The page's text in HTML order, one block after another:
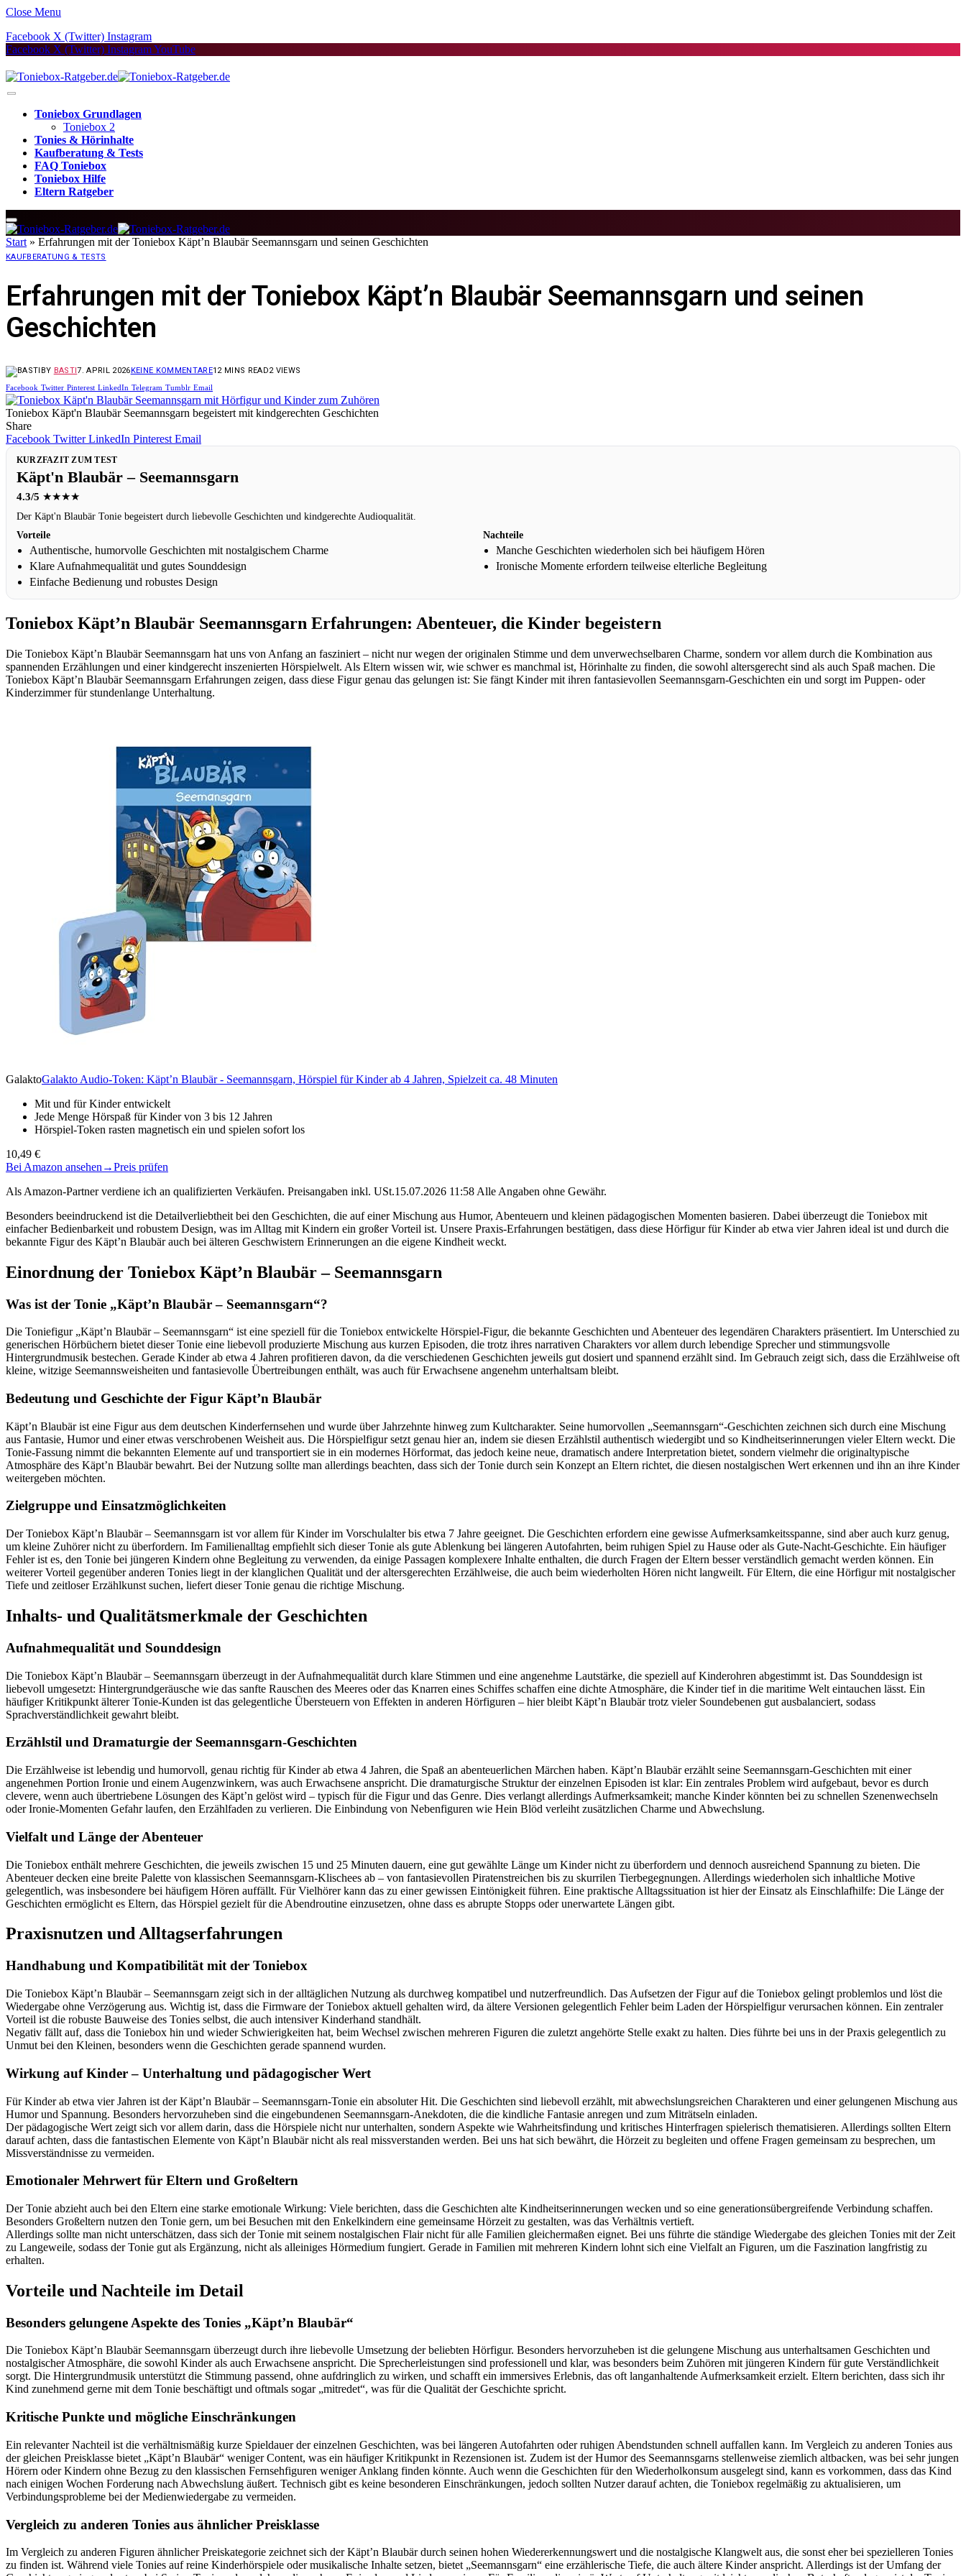
Close Menu
Facebook X (Twitter) Instagram
Facebook X (Twitter) InstagramYouTube
Toniebox Grundlagen
Toniebox 2
Tonies & Hörinhalte
Kaufberatung & Tests
FAQ Toniebox
Toniebox Hilfe
Eltern Ratgeber
Start » Erfahrungen mit der Toniebox Käpt’n Blaubär Seemannsgarn und seinen Geschichten
KAUFBERATUNG & TESTS
Erfahrungen mit der Toniebox Käpt’n Blaubär Seemannsgarn und seinen
Geschichten
BY BASTI7. APRIL 2026KEINE KOMMENTARE12 MINS READ2 VIEWS
Facebook Twitter Pinterest LinkedIn Telegram Tumblr Email
Toniebox Käpt'n Blaubär Seemannsgarn begeistert mit kindgerechten Geschichten
Share
Facebook Twitter LinkedIn Pinterest Email
KURZFAZIT ZUM TEST
Käpt'n Blaubär – Seemannsgarn
4.3/5 ★★★★
Der Käpt'n Blaubär Tonie begeistert durch liebevolle Geschichten und kindgerechte Audioqualität.
Vorteile
Authentische, humorvolle Geschichten mit nostalgischem Charme
Klare Aufnahmequalität und gutes Sounddesign
Einfache Bedienung und robustes Design
Nachteile
Manche Geschichten wiederholen sich bei häufigem Hören
Ironische Momente erfordern teilweise elterliche Begleitung
Toniebox Käpt’n Blaubär Seemannsgarn Erfahrungen: Abenteuer, die Kinder begeistern
Die Toniebox Käpt’n Blaubär Seemannsgarn hat uns von Anfang an fasziniert – nicht nur wegen der originalen Stimme und dem unverwechselbaren Charme, sondern vor allem durch die Kombination aus
spannenden Erzählungen und einer kindgerecht inszenierten Hörspielwelt. Als Eltern wissen wir, wie schwer es manchmal ist, Hörinhalte zu finden, die sowohl altersgerecht sind als auch Spaß machen. Die
Toniebox Käpt’n Blaubär Seemannsgarn Erfahrungen zeigen, dass diese Figur genau das gelungen ist: Sie fängt Kinder mit ihren fantasievollen Seemannsgarn-Geschichten ein und sorgt im Puppen- oder
Kinderzimmer für stundenlange Unterhaltung.
GalaktoGalakto Audio-Token: Käpt’n Blaubär - Seemannsgarn, Hörspiel für Kinder ab 4 Jahren, Spielzeit ca. 48 Minuten
Mit und für Kinder entwickelt
Jede Menge Hörspaß für Kinder von 3 bis 12 Jahren
Hörspiel-Token rasten magnetisch ein und spielen sofort los
10,49 €
Bei Amazon ansehen →Preis prüfen
Als Amazon-Partner verdiene ich an qualifizierten Verkäufen. Preisangaben inkl. USt.15.07.2026 11:58 Alle Angaben ohne Gewähr.
Besonders beeindruckend ist die Detailverliebtheit bei den Geschichten, die auf einer Mischung aus Humor, Abenteuern und kleinen pädagogischen Momenten basieren. Dabei überzeugt die Toniebox mit
einfacher Bedienbarkeit und robustem Design, was im Alltag mit Kindern ein großer Vorteil ist. Unsere Praxis-Erfahrungen bestätigen, dass diese Hörfigur für Kinder ab etwa vier Jahren ideal ist und durch die
bekannte Figur des Käpt’n Blaubär auch bei älteren Geschwistern Erinnerungen an die eigene Kindheit weckt.
Einordnung der Toniebox Käpt’n Blaubär – Seemannsgarn
Was ist der Tonie „Käpt’n Blaubär – Seemannsgarn“?
Die Toniefigur „Käpt’n Blaubär – Seemannsgarn“ ist eine speziell für die Toniebox entwickelte Hörspiel-Figur, die bekannte Geschichten und Abenteuer des legendären Charakters präsentiert. Im Unterschied zu
generischen Hörbüchern bietet dieser Tonie eine liebevoll produzierte Mischung aus kurzen Episoden, die trotz ihres narrativen Charakters vor allem durch lebendige Sprecher und stimmungsvolle
Hintergrundmusik bestechen. Gerade Kinder ab etwa 4 Jahren profitieren davon, da die verschiedenen Geschichten jeweils gut dosiert und spannend erzählt sind. Im Gebrauch zeigt sich, dass die Erzählweise oft
kleine, witzige Seemannsweisheiten und fantasievolle Übertreibungen enthält, was auch für Erwachsene angenehm unterhaltsam bleibt.
Bedeutung und Geschichte der Figur Käpt’n Blaubär
Käpt’n Blaubär ist eine Figur aus dem deutschen Kinderfernsehen und wurde über Jahrzehnte hinweg zum Kultcharakter. Seine humorvollen „Seemannsgarn“-Geschichten zeichnen sich durch eine Mischung
aus Fantasie, Humor und einer etwas verschrobenen Weisheit aus. Die Hörspielfigur setzt genau hier an, indem sie diesen Erzählstil authentisch wiedergibt und so Kindheitserinnerungen vieler Eltern weckt. Die
Tonie-Fassung nimmt die bekannten Elemente auf und transportiert sie in ein modernes Hörformat, das jedoch keine neue, dramatisch andere Interpretation bietet, sondern vielmehr die originaltypische
Atmosphäre des Käpt’n Blaubär bewahrt. Bei der Nutzung sollte man allerdings beachten, dass sich der Tonie durch sein Konzept an Eltern richtet, die diesen nostalgischen Wert erkennen und ihn an ihre Kinder
weitergeben möchten.
Zielgruppe und Einsatzmöglichkeiten
Der Toniebox Käpt’n Blaubär – Seemannsgarn ist vor allem für Kinder im Vorschulalter bis etwa 7 Jahre geeignet. Die Geschichten erfordern eine gewisse Aufmerksamkeitsspanne, sind aber auch kurz genug,
um kleine Zuhörer nicht zu überfordern. Im Familienalltag empfiehlt sich dieser Tonie als gute Ablenkung bei längeren Autofahrten, beim ruhigen Spiel zu Hause oder als Gute-Nacht-Geschichte. Ein häufiger
Fehler ist es, den Tonie bei jüngeren Kindern ohne Begleitung zu verwenden, da einige Passagen komplexere Inhalte enthalten, die durch Fragen der Eltern besser verständlich gemacht werden können. Ein
weiterer Vorteil gegenüber anderen Tonies liegt in der klanglichen Qualität und der altersgerechten Erzählweise, die auch beim wiederholten Hören nicht langweilt. Für Eltern, die eine Hörfigur mit nostalgischer
Tiefe und zeitloser Erzählkunst suchen, liefert dieser Tonie genau die richtige Mischung.
Inhalts- und Qualitätsmerkmale der Geschichten
Aufnahmequalität und Sounddesign
Die Toniebox Käpt’n Blaubär – Seemannsgarn überzeugt in der Aufnahmequalität durch klare Stimmen und eine angenehme Lautstärke, die speziell auf Kinderohren abgestimmt ist. Das Sounddesign ist
liebevoll umgesetzt: Hintergrundgeräusche wie das sanfte Rauschen des Meeres oder das Knarren eines Schiffes schaffen eine dichte Atmosphäre, die Kinder tief in die maritime Welt eintauchen lässt. Ein
häufiger Kritikpunkt älterer Tonie-Kunden ist das gelegentliche Übersteuern von Effekten in anderen Hörfiguren – hier bleibt Käpt’n Blaubär trotz vieler Soundebenen gut ausbalanciert, sodass
Sprachverständlichkeit gewahrt bleibt.
Erzählstil und Dramaturgie der Seemannsgarn-Geschichten
Die Erzählweise ist lebendig und humorvoll, genau richtig für Kinder ab etwa 4 Jahren, die Spaß an abenteuerlichen Märchen haben. Käpt’n Blaubär erzählt seine Seemannsgarn-Geschichten mit einer
angenehmen Portion Ironie und einem Augenzwinkern, was auch Erwachsene anspricht. Die dramaturgische Struktur der einzelnen Episoden ist klar: Ein zentrales Problem wird aufgebaut, bevor es durch
clevere, wenn auch übertriebene Lösungen des Käpt’n gelöst wird – typisch für die Figur und das Genre. Dies verlangt allerdings Aufmerksamkeit; manche Kinder könnten bei zu schnellen Szenenwechseln
oder Ironie-Momenten Gefahr laufen, den Erzählfaden zu verlieren. Die Einbindung von Nebenfiguren wie Hein Blöd verleiht zusätzlichen Charme und Abwechslung.
Vielfalt und Länge der Abenteuer
Die Toniebox enthält mehrere Geschichten, die jeweils zwischen 15 und 25 Minuten dauern, eine gut gewählte Länge um Kinder nicht zu überfordern und dennoch ausreichend Spannung zu bieten. Die
Abenteuer decken eine breite Palette von klassischen Seemannsgarn-Klischees ab – von fantasievollen Piratenstreichen bis zu skurrilen Tierbegegnungen. Allerdings wiederholen sich inhaltliche Motive
gelegentlich, was insbesondere bei häufigem Hören auffällt. Für Vielhörer kann das zu einer gewissen Eintönigkeit führen. Eine praktische Alltagssituation ist hier der Einsatz als Einschlafhilfe: Die Länge der
Geschichten ermöglicht es Eltern, das Hörspiel gezielt für die Abendroutine einzusetzen, ohne dass es abrupte Stopps oder unerwartete Längen gibt.
Praxisnutzen und Alltagserfahrungen
Handhabung und Kompatibilität mit der Toniebox
Die Toniebox Käpt’n Blaubär – Seemannsgarn zeigt sich in der alltäglichen Nutzung als durchweg kompatibel und nutzerfreundlich. Das Aufsetzen der Figur auf die Toniebox gelingt problemlos und löst die
Wiedergabe ohne Verzögerung aus. Wichtig ist, dass die Firmware der Toniebox aktuell gehalten wird, da ältere Versionen gelegentlich Fehler beim Laden der Hörspielfigur verursachen können. Ein zentraler
Vorteil ist die robuste Bauweise des Tonies selbst, die auch intensiver Kinderhand standhält.
Negativ fällt auf, dass die Toniebox hin und wieder Schwierigkeiten hat, beim Wechsel zwischen mehreren Figuren die zuletzt angehörte Stelle exakt zu halten. Dies führte bei uns in der Praxis gelegentlich zu
Unmut bei den Kleinen, besonders wenn die Geschichten gerade spannend wurden.
Wirkung auf Kinder – Unterhaltung und pädagogischer Wert
Für Kinder ab etwa vier Jahren ist der Käpt’n Blaubär – Seemannsgarn-Tonie ein absoluter Hit. Die Geschichten sind liebevoll erzählt, mit abwechslungsreichen Charakteren und einer gelungenen Mischung aus
Humor und Spannung. Besonders hervorzuheben sind die eingebundenen Seemannsgarn-Anekdoten, die die kindliche Fantasie anregen und zum Miträtseln einladen.
Der pädagogische Wert zeigt sich vor allem darin, dass die Hörspiele nicht nur unterhalten, sondern Aspekte wie Wahrheitsfindung und kritisches Hinterfragen spielerisch thematisieren. Allerdings sollten Eltern
darauf achten, dass die fantastischen Elemente von Käpt’n Blaubär nicht als real missverstanden werden. Bei uns hat sich bewährt, die Hörzeit zu begleiten und offene Fragen gemeinsam zu besprechen, um
Missverständnisse zu vermeiden.
Emotionaler Mehrwert für Eltern und Großeltern
Der Tonie abzieht auch bei den Eltern eine starke emotionale Wirkung: Viele berichten, dass die Geschichten alte Kindheitserinnerungen wecken und so eine generationsübergreifende Verbindung schaffen.
Besonders Großeltern nutzen den Tonie gern, um bei Besuchen mit den Enkelkindern eine gemeinsame Hörzeit zu gestalten, was das Verhältnis vertieft.
Allerdings sollte man nicht unterschätzen, dass sich der Tonie mit seinem nostalgischen Flair nicht für alle Familien gleichermaßen eignet. Bei uns führte die ständige Wiedergabe des gleichen Tonies mit der Zeit
zu Langeweile, sodass der Tonie gut als Ergänzung, nicht als alleiniges Hörmedium fungiert. Gerade in Familien mit mehreren Kindern lohnt sich eine Vielfalt an Figuren, um die Faszination langfristig zu
erhalten.
Vorteile und Nachteile im Detail
Besonders gelungene Aspekte des Tonies „Käpt’n Blaubär“
Die Toniebox Käpt’n Blaubär Seemannsgarn überzeugt durch ihre liebevolle Umsetzung der beliebten Hörfigur. Besonders hervorzuheben ist die gelungene Mischung aus unterhaltsamen Geschichten und
nostalgischer Atmosphäre, die sowohl Kinder als auch Erwachsene anspricht. Die Sprecherleistungen sind professionell und klar, was besonders beim Zuhören mit jüngeren Kindern für gute Verständlichkeit
sorgt. Die Hintergrundmusik unterstützt die Stimmung passend, ohne aufdringlich zu wirken, und schafft ein immersives Erlebnis, das oft langanhaltende Aufmerksamkeit erzielt. Eltern berichten, dass sich ihr
Kind zunehmend gerne mit dem Tonie beschäftigt und oftmals sogar „mitredet“, was für die Qualität der Geschichte spricht.
Kritische Punkte und mögliche Einschränkungen
Ein relevanter Nachteil ist die verhältnismäßig kurze Spieldauer der einzelnen Geschichten, was bei längeren Autofahrten oder ruhigen Abendstunden schnell auffallen kann. Im Vergleich zu anderen Tonies aus
der gleichen Preisklasse bietet „Käpt’n Blaubär“ weniger Content, was ein häufiger Kritikpunkt in Rezensionen ist. Zudem ist der Humor des Seemannsgarns stellenweise ziemlich altbacken, was bei sehr jungen
Hörern oder Kindern ohne Bezug zu den klassischen Fernsehfiguren weniger Anklang finden könnte. Auch wenn die Geschichten für den Wiederholkonsum ausgelegt sind, kann es vorkommen, dass das Kind
nach einigen Wochen Forderung nach Abwechslung äußert. Technisch gibt es keine besonderen Einschränkungen, jedoch sollten Nutzer darauf achten, die Toniebox regelmäßig zu aktualisieren, um
Verbindungsprobleme bei der Medienwiedergabe zu vermeiden.
Vergleich zu anderen Tonies aus ähnlicher Preisklasse
Im Vergleich zu anderen Figuren ähnlicher Preiskategorie zeichnet sich der Käpt’n Blaubär durch seinen hohen Wiedererkennungswert und die nostalgische Klangwelt aus, die sonst eher bei spezielleren Tonies
zu finden ist. Während viele Tonies auf reine Kinderhörspiele oder musikalische Inhalte setzen, bietet „Seemannsgarn“ eine erzählerische Tiefe, die auch ältere Kinder anspricht. Allerdings ist der Umfang der